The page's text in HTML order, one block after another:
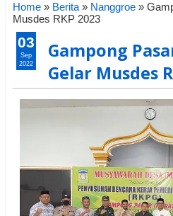
Home » Berita » Nanggroe »
Musdes RKP 2023
Gampong
Gelar Musdes
03
Sep
2022